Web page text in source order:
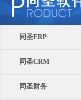
同圣ERP
同圣CRM
同圣财务